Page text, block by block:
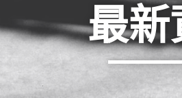
最新